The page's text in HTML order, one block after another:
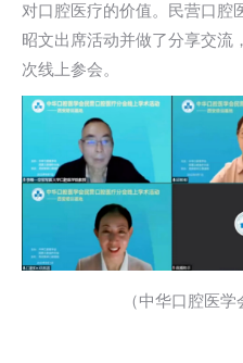
对口腔医疗的价值。民营口腔
昭文出席活动并做了分享交流
次线上参会。
（中华口腔医